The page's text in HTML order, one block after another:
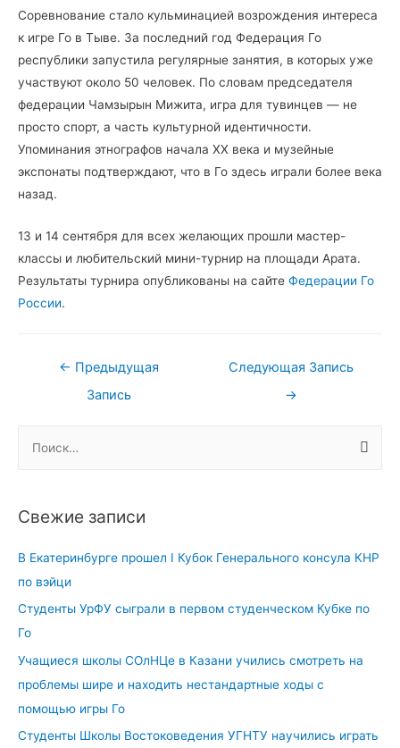
Соревнование стало кульминацией возрождения интереса
к игре Го в Тыве. За последний год Федерация Го
республики запустила регулярные занятия, в которых уже
участвуют около 50 человек. По словам председателя
федерации Чамзырын Мижита, игра для тувинцев — не
просто спорт, а часть культурной идентичности.
Упоминания этнографов начала XX века и музейные
экспонаты подтверждают, что в Го здесь играли более века
назад.
13 и 14 сентября для всех желающих прошли мастер-
классы и любительский мини-турнир на площади Арата.
Результаты турнира опубликованы на сайте Федерации Го
России.
Навигация
← Предыдущая
Запись
Следующая Запись
→
т
:
Свежие записи
В Екатеринбурге прошел I Кубок Генерального консула КНР
по вэйци
Студенты УрФУ сыграли в первом студенческом Кубке по
Го
Учащиеся школы СОлНЦе в Казани учились смотреть на
проблемы шире и находить нестандартные ходы с
помощью игры Го
Студенты Школы Востоковедения УГНТУ научились играть